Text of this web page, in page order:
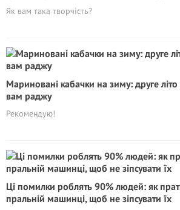
Як вам така творчість?
Мариновані кабачки на зиму: друге
вам раджу
Рекомендую!
Ці помилки роблять 90% людей: як
пральній машинці, щоб не зіпсувати їх